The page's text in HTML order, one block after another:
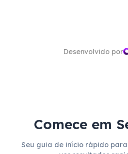
Desenvolvido por
Comece em
Seu guia de início rápido